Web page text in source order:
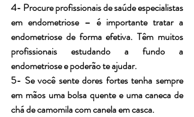
4- Procure profissionais de saúde especialistas
em endometriose – é importante tratar a
endometriose de forma efetiva. Têm muitos
profissionais estudando a fundo a
endometriose e poderão te ajudar.
5- Se você sente dores fortes tenha sempre
em mãos uma bolsa quente e uma caneca de
chá de camomila com canela em casca.